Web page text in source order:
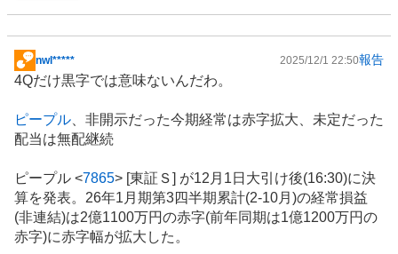
掲
示
記
事
nwl***** 2025/12/1 22:50報告
4Qだけ黒字では意味ないんだわ。
ピープル 、非開示だった今期経常は赤字拡大、未定だった
配当は無配継続
ピープル <7865> [東証Ｓ] が12月1日大引け後(16:30)に決
算を発表。26年1月期第3四半期累計(2-10月)の経常損益
(非連結)は2億1100万円の赤字(前年同期は1億1200万円の
赤字)に赤字幅が拡大した。